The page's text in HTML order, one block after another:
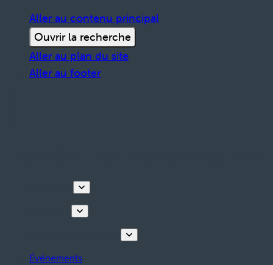
Aller au contenu principal
Ouvrir la recherche
Aller au plan du site
Aller au footer
Événements